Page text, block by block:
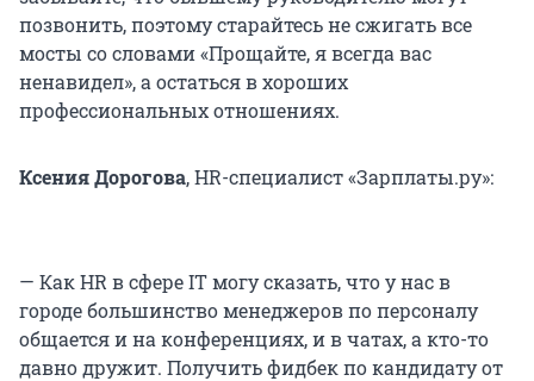
позвонить, поэтому старайтесь не сжигать все
мосты со словами «Прощайте, я всегда вас
ненавидел», а остаться в хороших
профессиональных отношениях.
Ксения Дорогова, HR-специалист «Зарплаты.ру»:
— Как HR в сфере IT могу сказать, что у нас в
городе большинство менеджеров по персоналу
общается и на конференциях, и в чатах, а кто-то
давно дружит. Получить фидбек по кандидату от